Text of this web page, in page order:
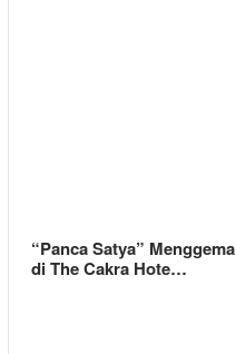
“Panca Satya” Menggema
di The Cakra Hote…